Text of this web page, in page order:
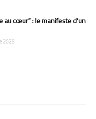
au cœur” : le manifeste d’un
2025